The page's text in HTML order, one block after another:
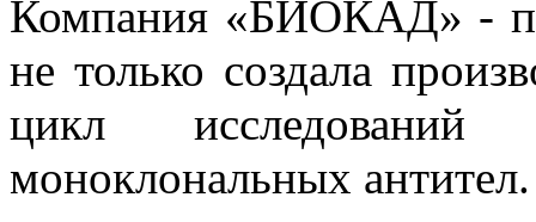
Компания «БИОКАД» -
не только создала
цикл
моноклональных антител.